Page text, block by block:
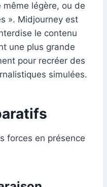
légère, ou de
». Midjourney est
le contenu
une plus grande
pour recréer des
simulées.
forces en présence